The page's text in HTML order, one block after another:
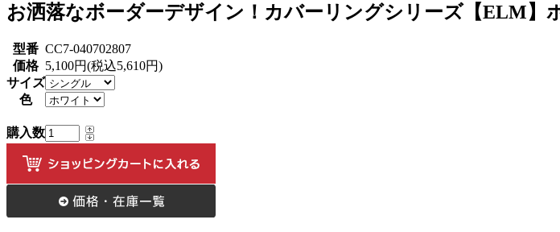
お洒落なボーダーデザイン！カバーリングシリーズ【ELM】
型番 CC7-040702807
価格 5,100円(税込5,610円)
サイズ
色
購入数